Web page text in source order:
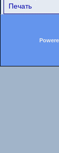
Печать